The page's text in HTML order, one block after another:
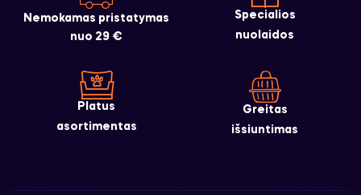
Nemokamas pristatymas
nuo 29 €
Specialios
nuolaidos
Platus
asortimentas
Greitas
išsiuntimas